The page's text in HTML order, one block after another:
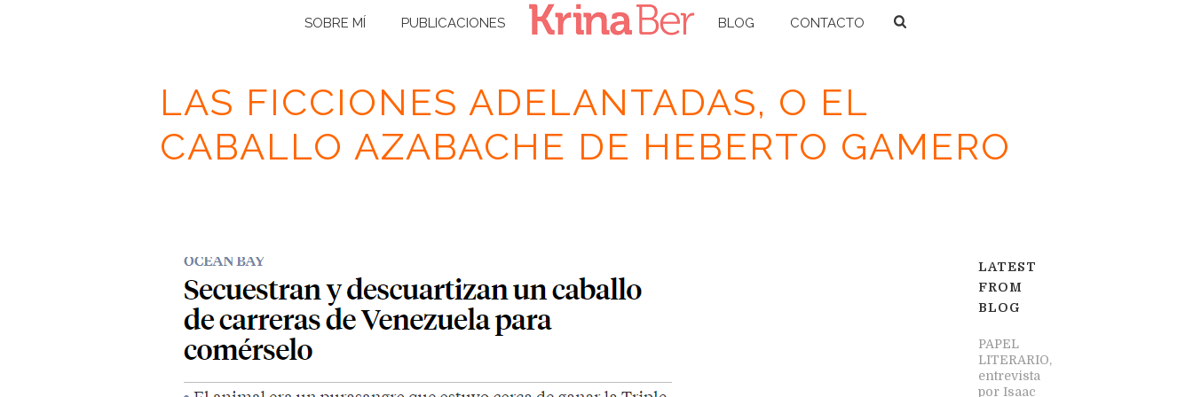
SOBRE MÍ PUBLICACIONES BLOG CONTACTO
LAS FICCIONES ADELANTADAS, O EL
CABALLO AZABACHE DE HEBERTO GAMERO
LATEST
FROM
BLOG
PAPEL
LITERARIO,
entrevista
por Isaac